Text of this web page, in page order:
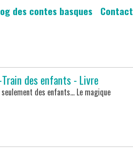
des contes basques Contact
des enfants - Livre
des enfants… Le magique